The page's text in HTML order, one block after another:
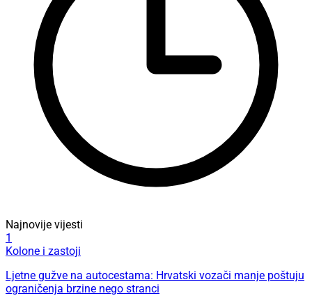
Najnovije vijesti
1
Kolone i zastoji
Ljetne gužve na autocestama: Hrvatski vozači manje poštuju
ograničenja brzine nego stranci